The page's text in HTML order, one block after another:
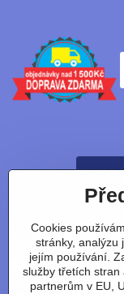
Nájdete nás
Facebook
Cookies
stránky, analýzu
jejím používání.
služby třetích stran
partnerům v EU,